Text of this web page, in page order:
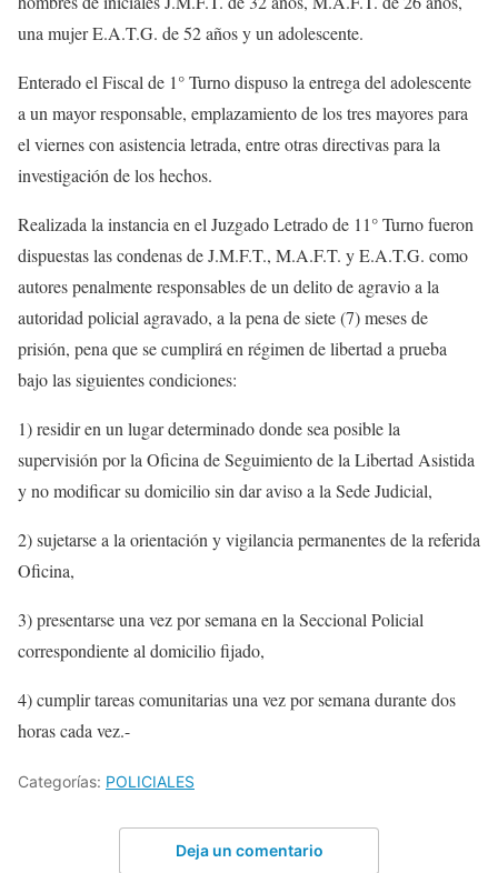
una mujer E.A.T.G. de 52 años y un adolescente.
Enterado el Fiscal de 1° Turno dispuso la entrega del adolescente
a un mayor responsable, emplazamiento de los tres mayores para
el viernes con asistencia letrada, entre otras directivas para la
investigación de los hechos.
Realizada la instancia en el Juzgado Letrado de 11° Turno fueron
dispuestas las condenas de J.M.F.T., M.A.F.T. y E.A.T.G. como
autores penalmente responsables de un delito de agravio a la
autoridad policial agravado, a la pena de siete (7) meses de
prisión, pena que se cumplirá en régimen de libertad a prueba
bajo las siguientes condiciones:
1) residir en un lugar determinado donde sea posible la
supervisión por la Oficina de Seguimiento de la Libertad Asistida
y no modificar su domicilio sin dar aviso a la Sede Judicial,
2) sujetarse a la orientación y vigilancia permanentes de la referida
Oficina,
3) presentarse una vez por semana en la Seccional Policial
correspondiente al domicilio fijado,
4) cumplir tareas comunitarias una vez por semana durante dos
horas cada vez.-
Categorías: POLICIALES
Deja un comentario